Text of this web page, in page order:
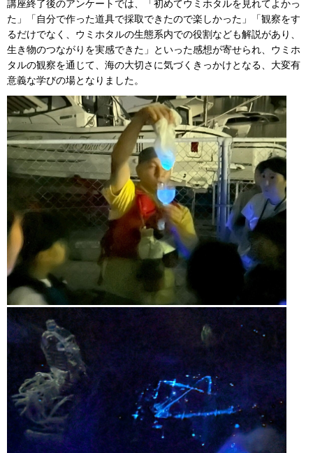
講座終了後のアンケートでは、「初めてウミホタルを見れてよかっ
た」「自分で作った道具で採取できたので楽しかった」「観察をす
るだけでなく、ウミホタルの生態系内での役割なども解説があり、
生き物のつながりを実感できた」といった感想が寄せられ、ウミホ
タルの観察を通じて、海の大切さに気づくきっかけとなる、大変有
意義な学びの場となりました。